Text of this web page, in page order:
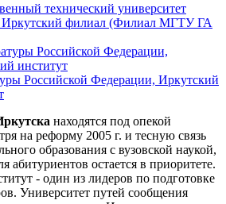
технический университет
Иркутский филиал (Филиал МГТУ ГА
Российской Федерации, Иркутский
находятся под опекой
на реформу 2005 г. и тесную связь
образования с вузовской наукой,
абитуриентов остается в приоритете.
- один из лидеров по подготовке
Университет путей сообщения